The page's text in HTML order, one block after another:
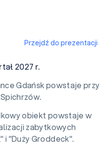
Przejdź do prezentacji
2027 r.
Gdańsk powstaje przy
obiekt powstaje w
zabytkowych
i "Duży Groddeck".